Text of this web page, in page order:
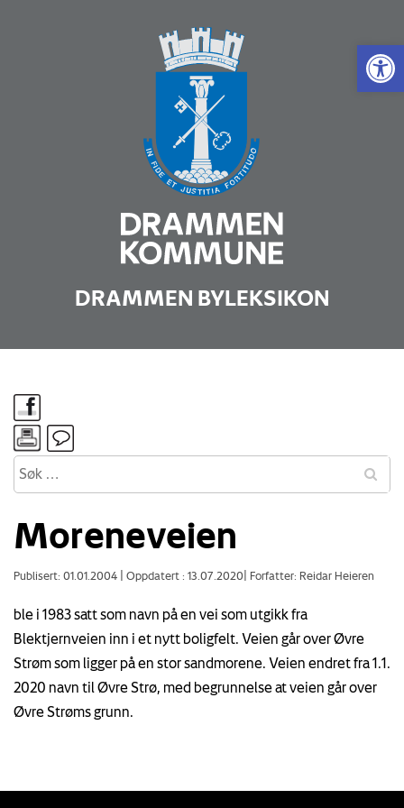
Vis
DRAMMEN BYLEKSIKON
Moreneveien
Publisert: 01.01.2004 Oppdatert : 13.07.2020 Forfatter: Reidar Heieren
ble i 1983 satt som navn på en vei som utgikk fra
Blektjernveien inn i et nytt boligfelt. Veien går over Øvre
Strøm som ligger på en stor sandmorene. Veien endret fra 1.1.
2020 navn til Øvre Strø, med begrunnelse at veien går over
Øvre Strøms grunn.